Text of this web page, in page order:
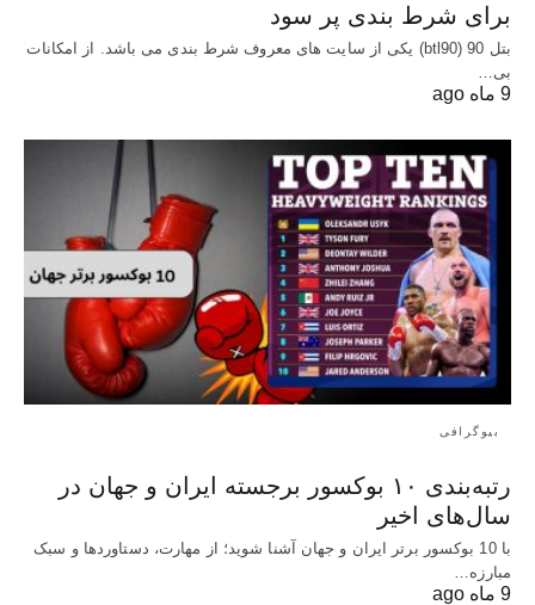
برای شرط بندی پر سود
بتل 90 (btl90) یکی از سایت های معروف شرط بندی می باشد. از امکانات
بی…
9 ماه ago
بیوگرافی
رتبه‌بندی ۱۰ بوکسور برجسته ایران و جهان در
سال‌های اخیر
با 10 بوکسور برتر ایران و جهان آشنا شوید؛ از مهارت، دستاوردها و سبک
مبارزه…
9 ماه ago